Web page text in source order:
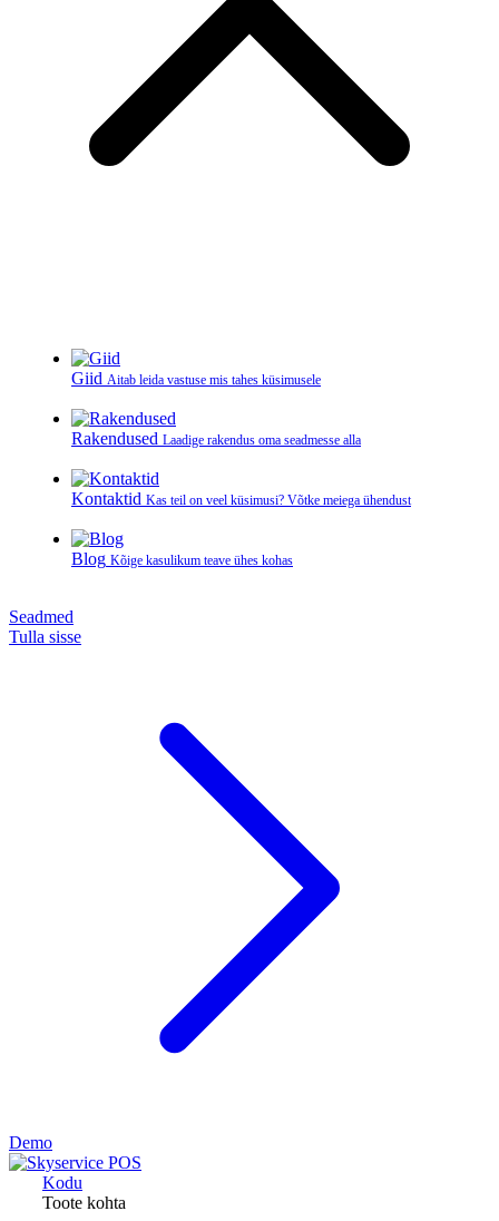
Giid Aitab leida vastuse mis tahes küsimusele
Rakendused Laadige rakendus oma seadmesse alla
Kontaktid Kas teil on veel küsimusi? Võtke meiega ühendust
Blog Kõige kasulikum teave ühes kohas
Seadmed
Tulla sisse
Demo
Kodu
Toote kohta